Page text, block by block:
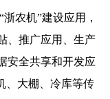
农机”建设应用，
、推广应用、生产
安全共享和开发应
、大棚、冷库等传